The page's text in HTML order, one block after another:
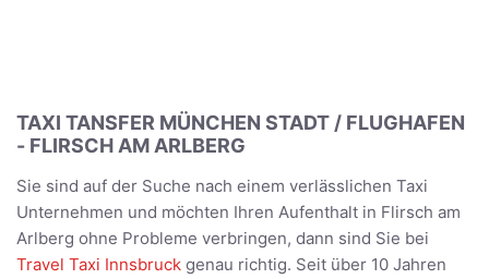
TAXI TANSFER MÜNCHEN STADT / FLUGHAFEN
- FLIRSCH AM ARLBERG
Sie sind auf der Suche nach einem verlässlichen Taxi
Unternehmen und möchten Ihren Aufenthalt in Flirsch am
Arlberg ohne Probleme verbringen, dann sind Sie bei
Travel Taxi Innsbruck genau richtig. Seit über 10 Jahren